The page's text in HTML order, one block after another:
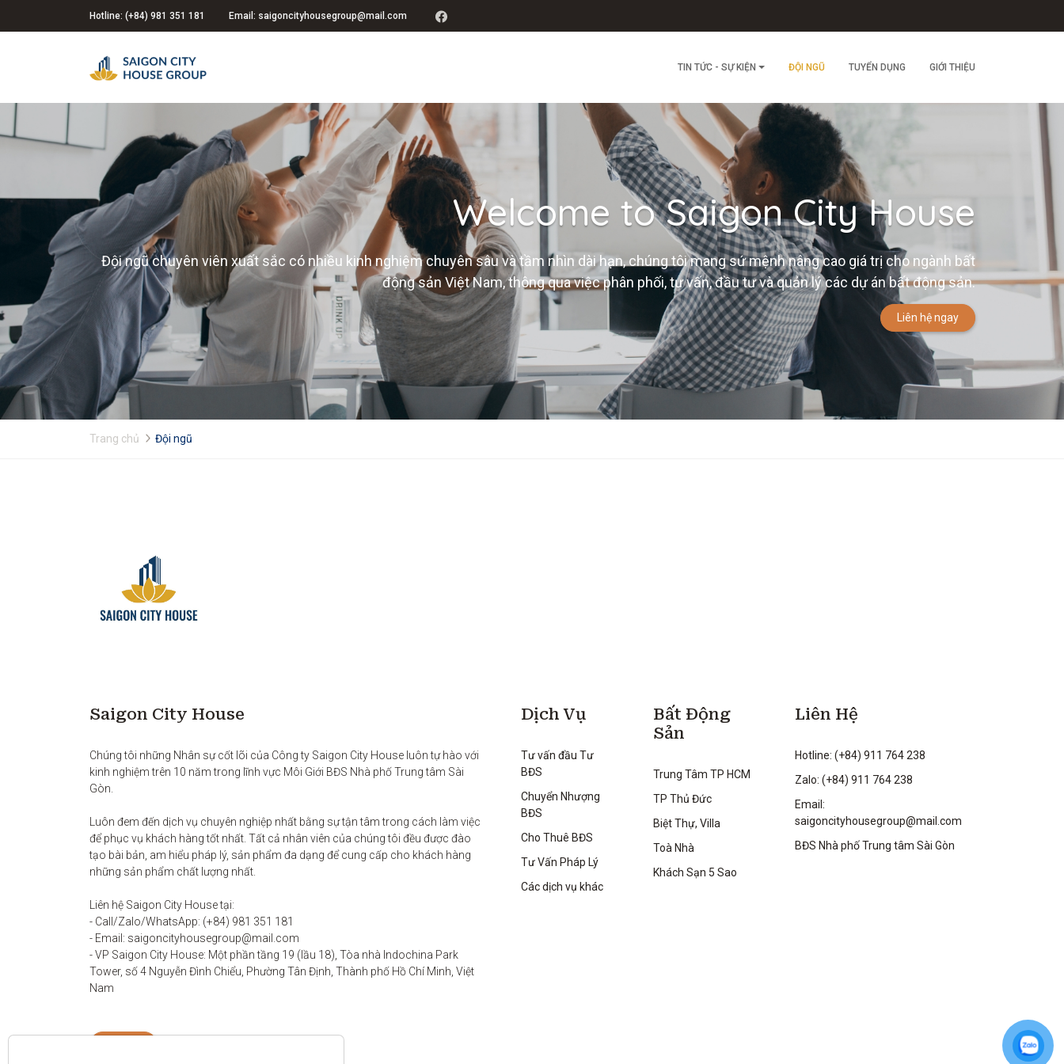
Hotline: (+84) 981 351 181 Email: saigoncityhousegroup@mail.com
TIN TỨC - SỰ KIỆN ĐỘI NGŨ TUYỂN DỤNG GIỚI THIỆU
Welcome to Saigon City House
Đội ngũ chuyên viên xuất sắc có nhiều kinh nghiệm chuyên sâu và tầm nhìn dài hạn, chúng tôi mang sứ mệnh nâng cao giá trị cho ngành bất
động sản Việt Nam, thông qua việc phân phối, tư vấn, đầu tư và quản lý các dự án bất động sản.
Liên hệ ngay
Trang chủ Đội ngũ
Saigon City House
Chúng tôi những Nhân sự cốt lõi của Công ty Saigon City House luôn tự hào với
kinh nghiệm trên 10 năm trong lĩnh vực Môi Giới BĐS Nhà phố Trung tâm Sài
Gòn.
Luôn đem đến dịch vụ chuyên nghiệp nhất bằng sự tận tâm trong cách làm việc
để phục vụ khách hàng tốt nhất. Tất cả nhân viên của chúng tôi đều được đào
tạo bài bản, am hiểu pháp lý, sản phẩm đa dạng để cung cấp cho khách hàng
những sản phẩm chất lượng nhất.
Liên hệ Saigon City House tại:
- Call/Zalo/WhatsApp: (+84) 981 351 181
- Email: saigoncityhousegroup@mail.com
- VP Saigon City House: Một phần tầng 19 (lầu 18), Tòa nhà Indochina Park
Tower, số 4 Nguyễn Đình Chiểu, Phường Tân Định, Thành phố Hồ Chí Minh, Việt
Nam
Dịch Vụ
Tư vấn đầu Tư
BĐS
Chuyển Nhượng
BĐS
Cho Thuê BĐS
Tư Vấn Pháp Lý
Các dịch vụ khác
Bất Động
Sản
Trung Tâm TP HCM
TP Thủ Đức
Biệt Thự, Villa
Toà Nhà
Khách Sạn 5 Sao
Liên Hệ
Hotline: (+84) 911 764 238
Zalo: (+84) 911 764 238
Email:
saigoncityhousegroup@mail.com
BĐS Nhà phố Trung tâm Sài Gòn